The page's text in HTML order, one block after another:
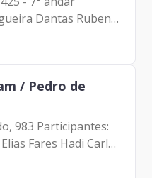
Dantas Rubens
Alberto da
/ Pedro de
983 Participantes:
Fares Hadi Carlos
Rosa Mie Kusano